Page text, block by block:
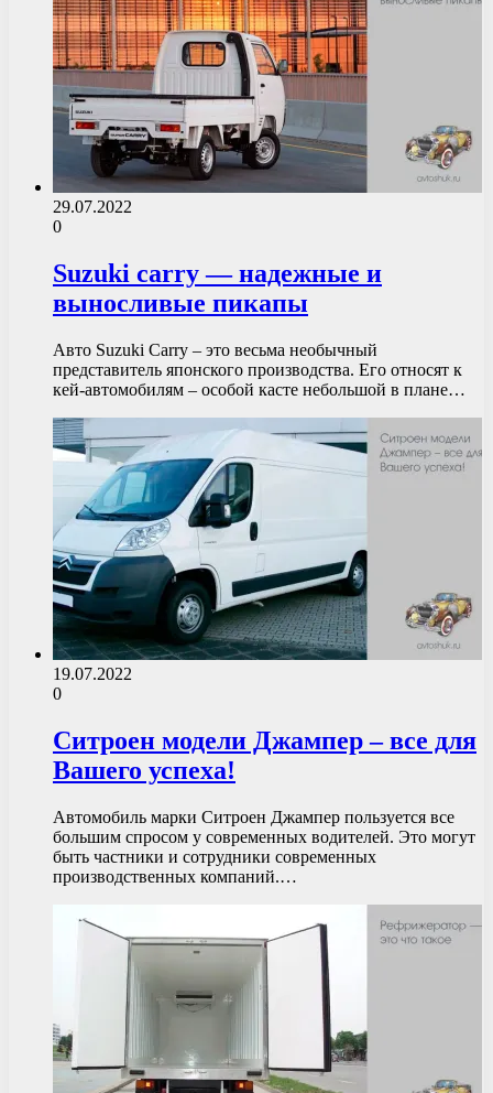
29.07.2022
0
Suzuki carry — надежные и
выносливые пикапы
Авто Suzuki Carry – это весьма необычный
представитель японского производства. Его относят к
кей-автомобилям – особой касте небольшой в плане…
19.07.2022
0
Ситроен модели Джампер – все для
Вашего успеха!
Автомобиль марки Ситроен Джампер пользуется все
большим спросом у современных водителей. Это могут
быть частники и сотрудники современных
производственных компаний.…